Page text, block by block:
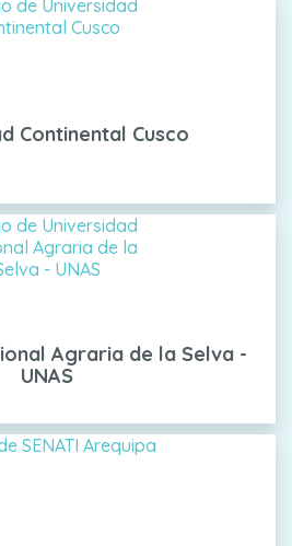
Continental Cusco
Agraria de la Selva -
UNAS